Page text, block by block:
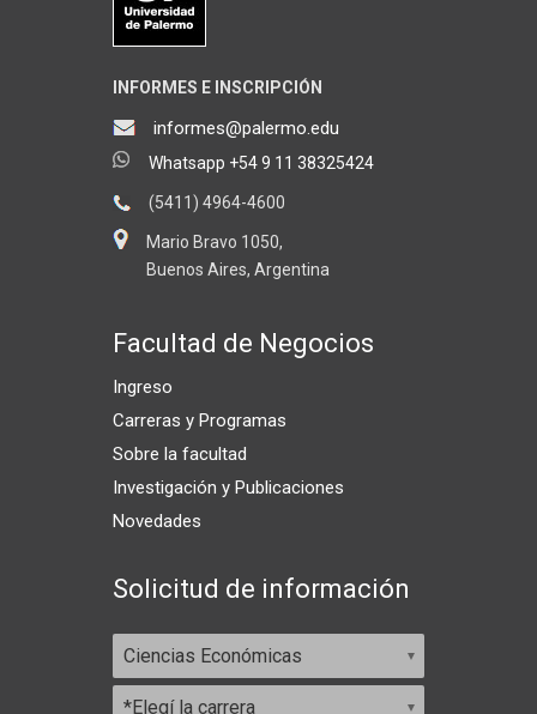
INFORMES E INSCRIPCIÓN
informes@palermo.edu
Whatsapp +54 9 11 38325424
(5411) 4964-4600
Mario Bravo 1050,
Buenos Aires, Argentina
Facultad de Negocios
Ingreso
Carreras y Programas
Sobre la facultad
Investigación y Publicaciones
Novedades
Solicitud de información